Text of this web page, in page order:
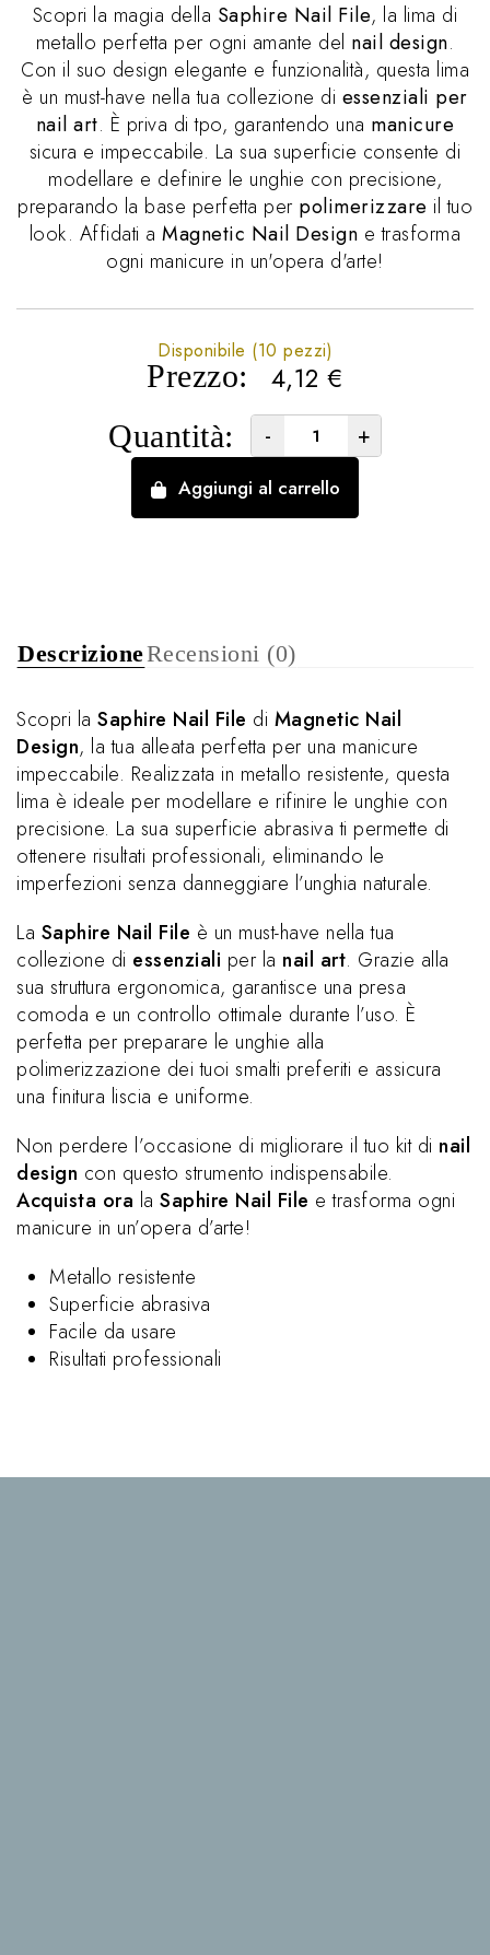
Scopri la magia della Saphire Nail File, la lima di
metallo perfetta per ogni amante del nail design.
Con il suo design elegante e funzionalità, questa lima
è un must-have nella tua collezione di essenziali per
nail art. È priva di tpo, garantendo una manicure
sicura e impeccabile. La sua superficie consente di
modellare e definire le unghie con precisione,
preparando la base perfetta per polimerizzare il tuo
look. Affidati aMagnetic Nail Design e trasforma
ogni manicure in un'opera d'arte!
Prezzo: 4,12€
Disponibile (10 pezzi)
Quantità: - +
Aggiungi al carrello
DescrizioneRecensioni (0)
Scopri la Saphire Nail File di Magnetic Nail
Design, la tua alleata perfetta per una manicure
impeccabile. Realizzata in metallo resistente, questa
lima è ideale per modellare e rifinire le unghie con
precisione. La sua superficie abrasiva ti permette di
ottenere risultati professionali, eliminando le
imperfezioni senza danneggiare l’unghia naturale.
La Saphire Nail File è un must-have nella tua
collezione di essenziali per la nail art. Grazie alla
sua struttura ergonomica, garantisce una presa
comoda e un controllo ottimale durante l’uso. È
perfetta per preparare le unghie alla
polimerizzazione dei tuoi smalti preferiti e assicura
una finitura liscia e uniforme.
Non perdere l’occasione di migliorare il tuo kit di nail
design con questo strumento indispensabile.
Acquista ora la Saphire Nail File e trasforma ogni
manicure in un’opera d’arte!
Metallo resistente
Superficie abrasiva
Facile da usare
Risultati professionali